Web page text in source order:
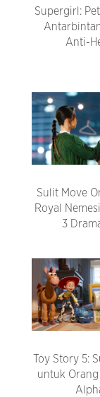
Supergirl:
Anti-
Sulit Move
Royal
3
Toy Story 5:
untuk Orang